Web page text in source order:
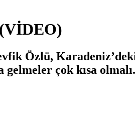
(VİDEO)
Özlü,
çok kısa